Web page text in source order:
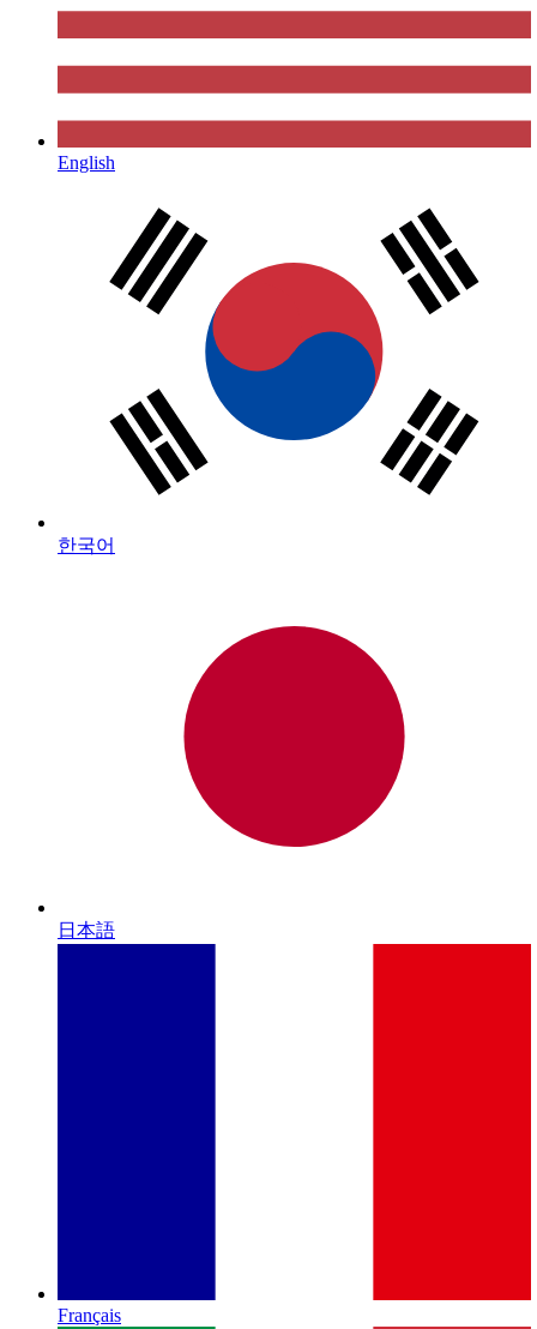
English
한국어
日本語
Français